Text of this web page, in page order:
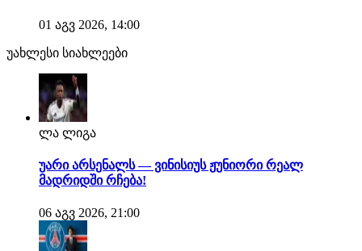
01 აგვ 2026, 14:00
უახლესი სიახლეები
ლა ლიგა
უარი არსენალს — ვინისიუს ჟუნიორი რეალ
მადრიდში რჩება!
06 აგვ 2026, 21:00